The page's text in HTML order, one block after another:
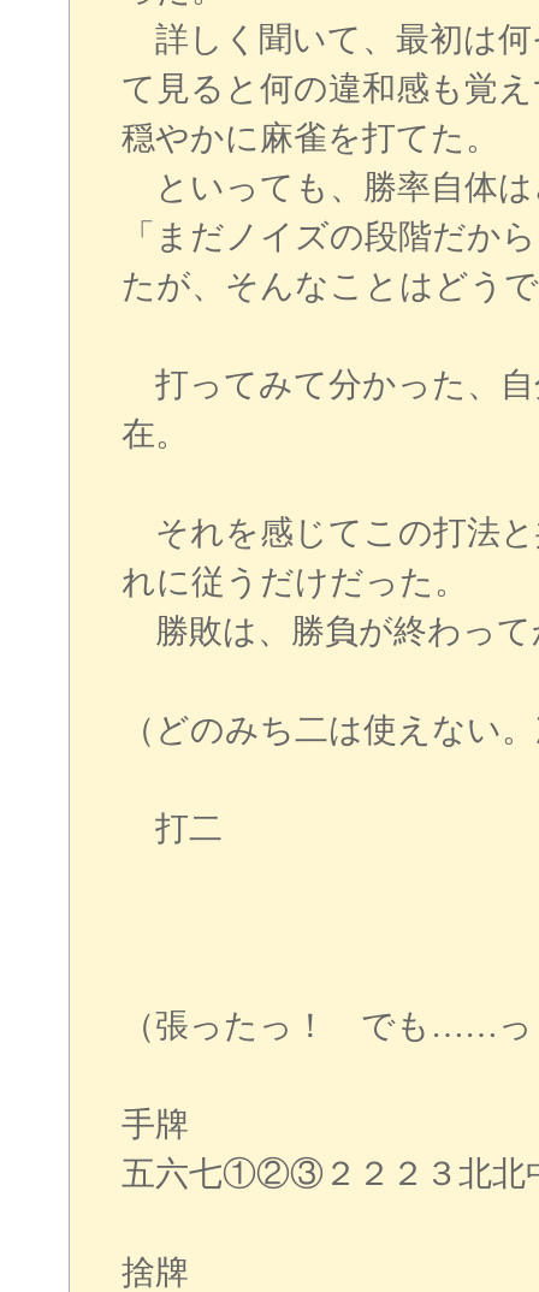
詳しく聞いて、最初は
て見ると何の違和感も覚
穏やかに麻雀を打てた。
といっても、勝率自体
「まだノイズの段階だか
たが、そんなことはどう
打ってみて分かった、
在。
それを感じてこの打法
れに従うだけだった。
勝敗は、勝負が終わっ
（どのみち二は使えない
打二
（張ったっ！ でも……っ
手牌
五六七①②③２２２３北
捨牌